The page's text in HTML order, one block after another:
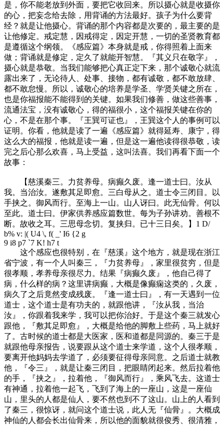
是，你不能老放到外面，要把它收回来。所以摄心就是收摄你
的心，把妄念给去除，用背诵的方法最好。孩子为什么要背
经？就是让他摄心。背诵的那个内容都是次要的，最主要的是
让他修定。戒定慧，因戒得定，因定开慧，一切的圣贤教育都
是遵循这个纲领。《感应篇》本身就是戒，你得照着上面来
做；背诵就是修定，定久了就能开智慧。『其义只在敬字』，
摄心就是恭敬。当我们能够把心真正定下来，那个诚敬心就流
露出来了，无论待人、处事、接物，都有诚敬，都不敢放肆、
都不敢怠慢。所以，诚敬心的培养是学圣、学贤关键之所在，
也是你福报能不能得到的关键。如果我们修善，做这些善事，
流通法宝，没有诚敬心，得的福很小，这个福报关键在你的
心，不是在那个事。『王巽可证也』，王巽这个人的事例可以
证明。你看，他就是读了一遍《感应篇》就得延寿、康宁，得
这么大的福报，他就是读一遍，但是这一遍他读得很恭敬，读
完之后心那么欢喜，马上受益，这叫法喜。我们再看下面一个
故事：
【慈溪秦三。力贫养母。病癫久废。逢一道士曰。汝从
我。当治汝。遂敷其足即愈。三白母从之。道士令三闭目。以
手挟之。御风而行。至海上一山。山人讶曰。此无仙骨。何以
至此。道士曰。伊家供养感应篇数世。每为子孙讲劝。善根不
断。故收之耳。三思母念切。复挟归。已十三日矣。】 1 D/
b% v: |( U4 \, f( _' I6 {2 g
9 i8 p7 `7 K! h7 t
这个感应也很特别，在『慈溪』这个地方，就是现在浙江
省宁波，有一个人叫秦三，『力贫养母』，家里很贫穷，但是
很孝顺，孝养母亲很尽力。结果『病癫久废』，他自己得了
病，什么样的病？这里讲病癫，大概是像癫痫这类的，久废，
病久了之后竟然变成残废。『逢一道士曰』，有一天遇到一位
道士，这个道士是有功夫的，就跟他讲，『汝从我，当治
汝』，你跟着我来学，我可以把你治好。于是这个秦三就发心
跟他，『敷其足即愈』，大概是给他的脚敷上些药，马上就好
了。古时候的道士都是大医家，医和道都是同源的。秦三于是
就跟他母亲报告，说要跟从这个道士来学道，这个人很孝顺，
要离开他妈妈去学道了，必须要征得母亲同意。之后道士就教
他，『令三』，就是让秦三闭目，把眼睛闭起来。然后拉着他
的手，『挟之』，拉着他，『御风而行』，乘风飞去。这道士
有神通，拉着他一起飞，飞到了海上的一座山，这是一座仙
山，里头的人都是仙人，要不然也到不了这山。山上的人看到
了秦三，很惊讶，就问这个道士说，此人无『仙骨』。大概成
神仙的人都会长出仙骨来，所以他的面貌就很俊秀、很清雅，